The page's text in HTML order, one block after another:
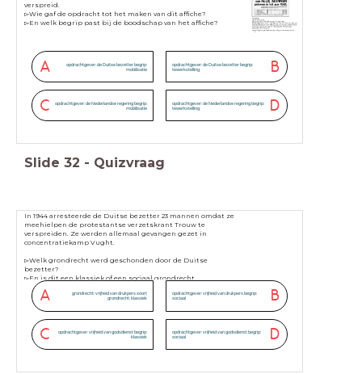
verspreid.
▻Wie gaf de opdracht tot het maken van dit affiche?
▻En welk begrip past bij de boodschap van het affiche?
A opdrachtgever: de Duitse bezetter begrip:
mobilisatie B
opdrachtgever: de Duitse bezetter begrip:
tewerkstelling
C opdrachtgever: de Nederlandse regering begrip:
mobilisatie D
opdrachtgever: de Nederlandse regering begrip:
tewerkstelling
Slide 32 - Quizvraag
In 1944 arresteerde de Duitse bezetter 23 mannen omdat ze
meehielpen de protestantse verzetskrant Trouw te
verspreiden. Ze werden allemaal gevangen gezet in
concentratiekamp Vught.
▻Welk grondrecht werd geschonden door de Duitse
bezetter?
▻En is dit een klassiek of een sociaal grondrecht
A grondrecht: vrijheid van drukpers soort
grondrecht: klassiek B
opdrachtgever: vrijheid van drukpers begrip:
sociaal
C opdrachtgever: vrijheid van godsdienst begrip:
klassiek D
opdrachtgever: vrijheid van godsdienst begrip:
sociaal